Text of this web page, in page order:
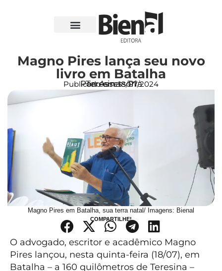
Magno Pires lança seu novo
livro em Batalha
Publicado em: 18/07/2024
Por: Assessoria
Teresina - PI
Magno Pires em Batalha, sua terra natal/ Imagens: Bienal
COMPARTILHE!
O advogado, escritor e acadêmico Magno
Pires lançou, nesta quinta-feira (18/07), em
Batalha – a 160 quilômetros de Teresina –